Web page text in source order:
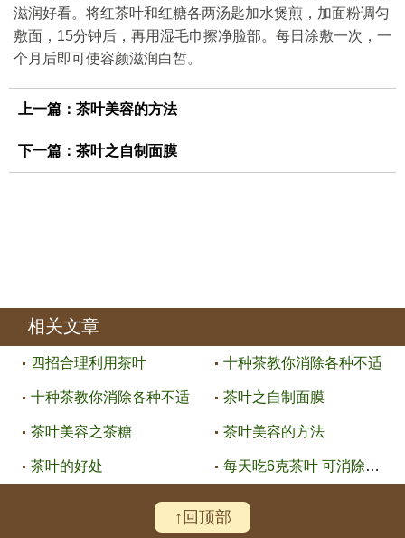
滋润好看。将红茶叶和红糖各两汤匙加水煲煎，加面粉调匀
敷面，15分钟后，再用湿毛巾擦净脸部。每日涂敷一次，一
个月后即可使容颜滋润白皙。
上一篇： 茶叶美容的方法
下一篇： 茶叶之自制面膜
相关文章
四招合理利用茶叶 十种茶教你消除各种不适
十种茶教你消除各种不适 茶叶之自制面膜
茶叶美容之茶糖 茶叶美容的方法
茶叶的好处 每天吃6克茶叶 可消除色斑
↑回顶部